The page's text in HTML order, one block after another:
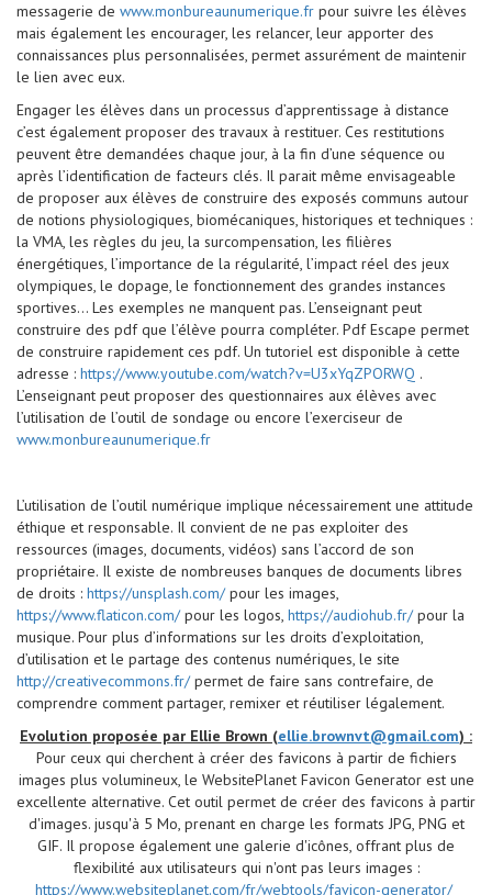
messagerie de www.monbureaunumerique.fr pour suivre les élèves
mais également les encourager, les relancer, leur apporter des
connaissances plus personnalisées, permet assurément de maintenir
le lien avec eux.
Engager les élèves dans un processus d’apprentissage à distance
c’est également proposer des travaux à restituer. Ces restitutions
peuvent être demandées chaque jour, à la fin d’une séquence ou
après l’identification de facteurs clés. Il parait même envisageable
de proposer aux élèves de construire des exposés communs autour
de notions physiologiques, biomécaniques, historiques et techniques :
la VMA, les règles du jeu, la surcompensation, les filières
énergétiques, l’importance de la régularité, l’impact réel des jeux
olympiques, le dopage, le fonctionnement des grandes instances
sportives... Les exemples ne manquent pas. L’enseignant peut
construire des pdf que l’élève pourra compléter. Pdf Escape permet
de construire rapidement ces pdf. Un tutoriel est disponible à cette
adresse : https://www.youtube.com/watch?v=U3xYqZPORWQ .
L’enseignant peut proposer des questionnaires aux élèves avec
l’utilisation de l’outil de sondage ou encore l’exerciseur de
www.monbureaunumerique.fr
L’utilisation de l’outil numérique implique nécessairement une attitude
éthique et responsable. Il convient de ne pas exploiter des
ressources (images, documents, vidéos) sans l’accord de son
propriétaire. Il existe de nombreuses banques de documents libres
de droits : https://unsplash.com/pour les images,
https://www.flaticon.com/pour les logos, https://audiohub.fr/pour la
musique. Pour plus d’informations sur les droits d’exploitation,
d’utilisation et le partage des contenus numériques, le site
http://creativecommons.fr/permet de faire sans contrefaire, de
comprendre comment partager, remixer et réutiliser légalement.
Evolution proposée par Ellie Brown (ellie.brownvt@gmail.com) :
Pour ceux qui cherchent à créer des favicons à partir de fichiers
images plus volumineux, le WebsitePlanet Favicon Generator est une
excellente alternative. Cet outil permet de créer des favicons à partir
d'images. jusqu'à 5 Mo, prenant en charge les formats JPG, PNG et
GIF. Il propose également une galerie d'icônes, offrant plus de
flexibilité aux utilisateurs qui n'ont pas leurs images :
https://www.websiteplanet.com/fr/webtools/favicon-generator/